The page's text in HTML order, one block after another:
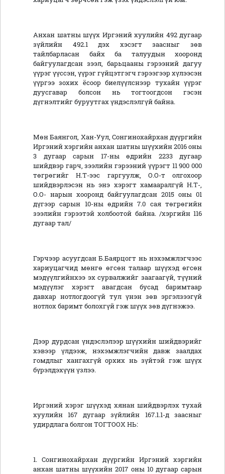
Анхан шатны шүүх Иргэний хуулийн 492 дугаар
зүйлийн 492.1 дэх хэсэгт заасныг зөв
тайлбарласан байх ба талуудын хооронд
байгуулагдсан зээл, барьцааны гэрээний дагуу
үүрэг үүссэн, үүрэг гүйцэтгэгч гэрээгээр хүлээсэн
үүргээ зохих ёсоор биелүүлснээр тухайн үүрэг
дуусгавар болсон нь тогтоогдсон гэсэн
дүгнэлтийг буруутгах үндэслэлгүй байна.
Мөн Баянгол, Хан-Уул, Сонгинохайрхан дүүргийн
Иргэний хэргийн анхан шатны шүүхийн 2016 оны
3 дугаар сарын 17-ны өдрийн 2233 дугаар
шийдвэр гарч, зээлийн гэрээний үүрэгт 11 900 000
төгрөгийг Н.Т-ээс гаргуулж, О.О-т олгохоор
шийдвэрлэсэн нь энэ хэрэгт хамааралгүй Н.Т-,
О.О- нарын хооронд байгуулагдсан 2015 оны 01
дүгээр сарын 10-ны өдрийн 7.0 сая төгрөгийн
зээлийн гэрээтэй холбоотой байна. /хэргийн 116
дугаар тал/
Гэрчээр асуугдсан Б.Баярцогт нь нэхэмжлэгчээс
хариуцагчид мөнгө өгсөн талаар шүүхэд өгсөн
мэдүүлгийнхээ эх сурвалжийг заагаагүй, түүний
мэдүүлэг хэрэгт авагдсан бусад баримтаар
давхар нотлогдоогүй тул үнэн зөв эргэлзээгүй
нотлох баримт болохгүй гэж шүүх зөв дүгнэжээ.
Дээр дурдсан үндэслэлээр шүүхийн шийдвэрийг
хэвээр үлдээж, нэхэмжлэгчийн давж заалдах
гомдлыг хангахгүй орхих нь зүйтэй гэж шүүх
бүрэлдэхүүн үзлээ.
Иргэний хэрэг шүүхэд хянан шийдвэрлэх тухай
хуулийн 167 дугаар зүйлийн 167.1.1-д заасныг
удирдлага болгон ТОГТООХ НЬ:
1. Сонгинохайрхан дүүргийн Иргэний хэргийн
анхан шатны шүүхийн 2017 оны 10 дугаар сарын